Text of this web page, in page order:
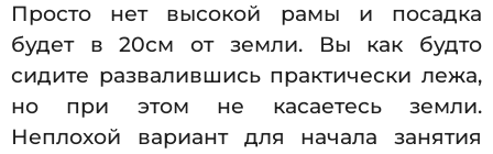
Просто нет высокой рамы и посадка
будет в 20см от земли. Вы как будто
сидите развалившись практически лежа,
но при этом не касаетесь земли.
Неплохой вариант для начала занятия